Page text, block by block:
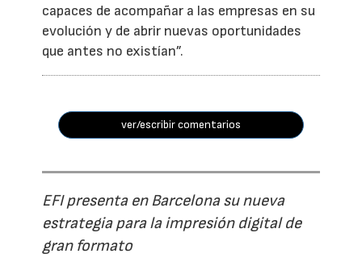
capaces de acompañar a las empresas en su
evolución y de abrir nuevas oportunidades
que antes no existían”.
ver/escribir comentarios
EFI presenta en Barcelona su nueva
estrategia para la impresión digital de
gran formato